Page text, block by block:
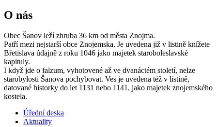
O nás
Obec Šanov leží zhruba 36 km od města Znojma.
Patří mezi nejstarší obce Znojemska. Je uvedena již v listině knížete
Břetislava údajně z roku 1046 jako majetek staroboleslavské
kapituly.
I když jde o falzum, vyhotovené až ve dvanáctém století, nelze
starobylosti Šanova pochybovat. Ves je uvedena též v listině,
datované historky do let 1131 nebo 1141, jako majetek znojemského
kostela.
Úřední deska
Aktuality